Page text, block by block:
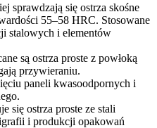
sprawdzają się ostrza skośne
55–58 HRC. Stosowane
stalowych i elementów
są ostrza proste z powłoką
przywieraniu.
paneli kwasoodpornych i
się ostrza proste ze stali
i produkcji opakowań